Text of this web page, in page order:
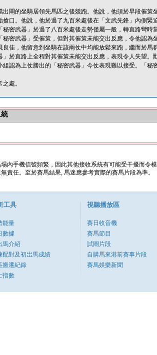
閘的坐騎居領先馬匹之後競跑。他說，他須於早段催策
口。他說，他於過了九百米處後在「文武先鋒」內側緊
密武器」於過了八百米處後走勢僅屬一般，轉直路彎時
密武器」受催策，但對其催策未能交出反應，令他認為
佳，他留意到坐騎在該兩仗中均能放鬆來跑，繼而於馬
於直路上全程對其催策未能交出反應，表現令人失望。
認為上仗勝出的「秘密武器」今仗表現難以接受。「秘
處。
內手機信號頻繁，因此其他接收系統有可能受干擾而令
責任。至於賽馬結果, 馬迷應參考實際的賽馬片段為準。
工具
能量
數據
馬介紹
配對及初岀馬成績
搬遷紀錄
指數
視聽播放區
賽日收音機
賽馬節目
試閘片段
自購馬來港前賽事片段
賽馬娛樂新聞